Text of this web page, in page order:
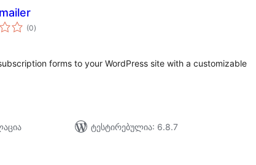
(0საერთო
რეიტინგი
)
forms to your WordPress site with a customizable
ტესტირებულია: 6.8.7